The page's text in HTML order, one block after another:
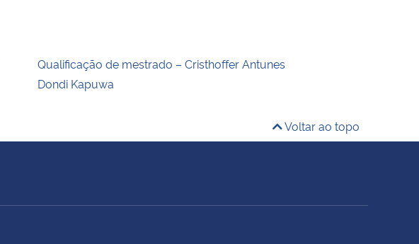
Qualificação de mestrado – Cristhoffer Antunes
Dondi Kapuwa
Voltar ao topo